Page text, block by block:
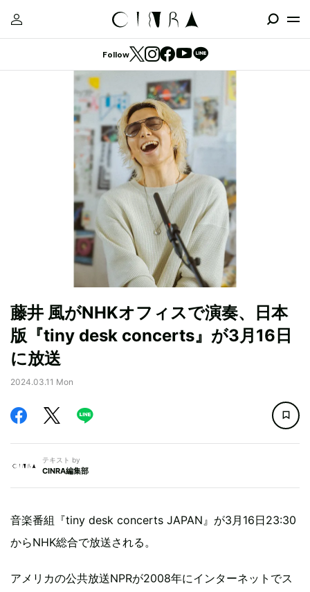
Follow
藤井 風がNHKオフィスで演奏、日本
版『tiny desk concerts』が3月16日
に放送
2024.03.11 Mon
テキスト by
CINRA編集部
音楽番組『tiny desk concerts JAPAN』が3月16日23:30
からNHK総合で放送される。
アメリカの公共放送NPRが2008年にインターネットでス